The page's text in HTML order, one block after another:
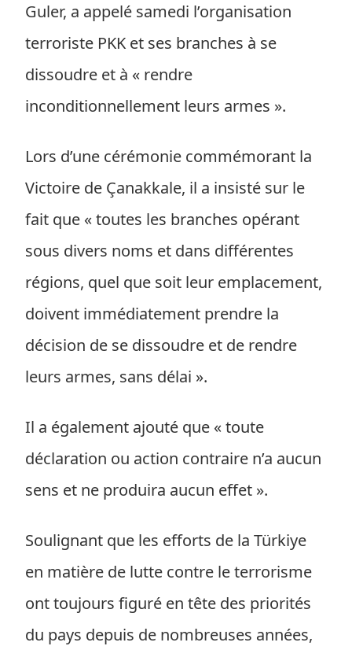
Guler, a appelé samedi l’organisation
terroriste PKK et ses branches à se
dissoudre et à « rendre
inconditionnellement leurs armes ».
Lors d’une cérémonie commémorant la
Victoire de Çanakkale, il a insisté sur le
fait que « toutes les branches opérant
sous divers noms et dans différentes
régions, quel que soit leur emplacement,
doivent immédiatement prendre la
décision de se dissoudre et de rendre
leurs armes, sans délai ».
Il a également ajouté que « toute
déclaration ou action contraire n’a aucun
sens et ne produira aucun effet ».
Soulignant que les efforts de la Türkiye
en matière de lutte contre le terrorisme
ont toujours figuré en tête des priorités
du pays depuis de nombreuses années,